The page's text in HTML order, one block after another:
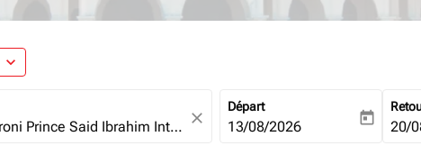
expand_more
close
Départ
fc-booking-departure-date-
13/08/2026 today fc-
20/